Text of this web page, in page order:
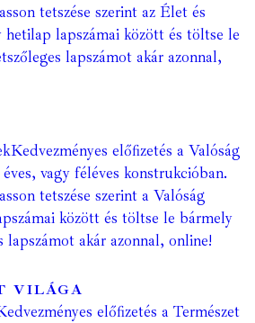
tetszése szerint az Élet és
hetilap lapszámai között és töltse le
lapszámot akár azonnal,
Kedvezményes előfizetés a Valóság
vagy féléves konstrukcióban.
tetszése szerint a Valóság
között és töltse le bármely
lapszámot akár azonnal, online!
VILÁGA
előfizetés a Természet